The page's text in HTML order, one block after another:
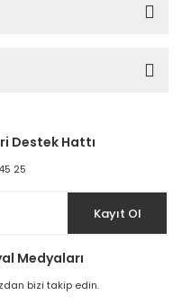
Destek Hattı
25
Kayıt Ol
Medyaları
bizi takip edin.